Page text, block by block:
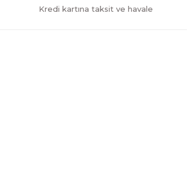
Kredi kartına taksit ve havale